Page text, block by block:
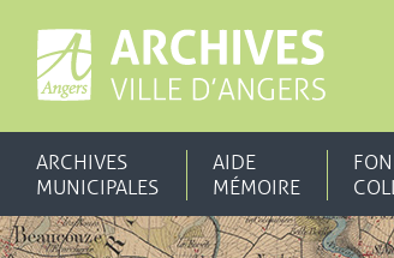
ARCHIVES
MUNICIPALES
AIDE
MÉMOIRE